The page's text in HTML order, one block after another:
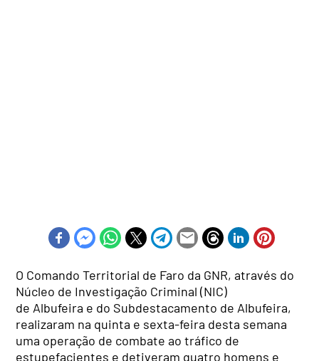
O Comando Territorial de Faro da GNR, através do
Núcleo de Investigação Criminal (NIC)
de Albufeira e do Subdestacamento de Albufeira,
realizaram na quinta e sexta-feira desta semana
uma operação de combate ao tráfico de
estupefacientes e detiveram quatro homens e